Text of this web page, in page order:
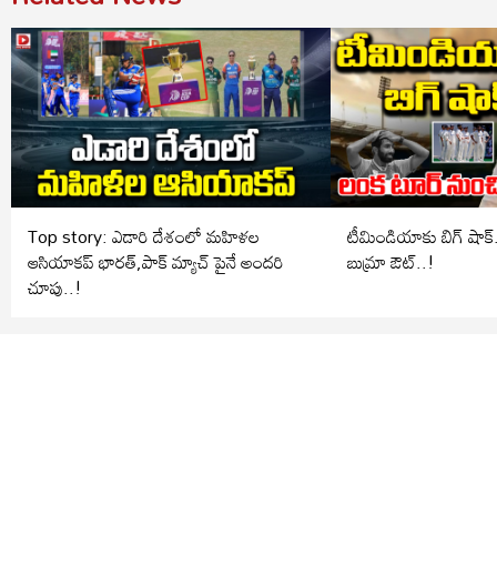
Top story: ఎడారి దేశంలో మహిళల
ఆసియాకప్ భారత్,పాక్ మ్యాచ్ పైనే అందరి
చూపు..!
టీమిండియాకు బిగ్ షాక్.. లంక టూర్
బుమ్రా ఔట్..!